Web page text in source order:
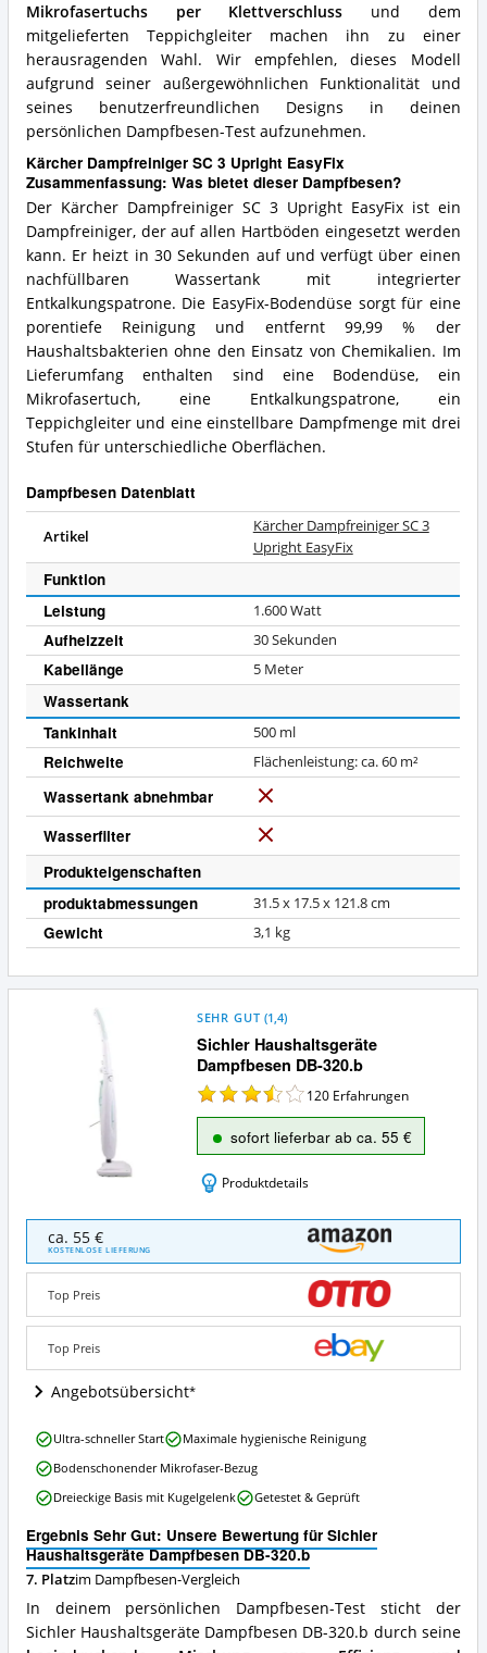
Mikrofasertuchs per Klettverschluss und dem
mitgelieferten Teppichgleiter machen ihn zu einer
herausragenden Wahl. Wir empfehlen, dieses Modell
aufgrund seiner außergewöhnlichen Funktionalität und
seines benutzerfreundlichen Designs in deinen
persönlichen Dampfbesen-Test aufzunehmen.
Kärcher Dampfreiniger SC 3 Upright EasyFix
Zusammenfassung: Was bietet dieser Dampfbesen?
Der Kärcher Dampfreiniger SC 3 Upright EasyFix ist ein
Dampfreiniger, der auf allen Hartböden eingesetzt werden
kann. Er heizt in 30 Sekunden auf und verfügt über einen
nachfüllbaren Wassertank mit integrierter
Entkalkungspatrone. Die EasyFix-Bodendüse sorgt für eine
porentiefe Reinigung und entfernt 99,99 % der
Haushaltsbakterien ohne den Einsatz von Chemikalien. Im
Lieferumfang enthalten sind eine Bodendüse, ein
Mikrofasertuch, eine Entkalkungspatrone, ein
Teppichgleiter und eine einstellbare Dampfmenge mit drei
Stufen für unterschiedliche Oberflächen.
Dampfbesen Datenblatt
Artikel
Kärcher Dampfreiniger SC 3
Upright EasyFix
Funktion
Leistung
1.600 Watt
Aufheizzeit 30 Sekunden
Kabellänge 5 Meter
Wassertank
Tankinhalt
500 ml
Reichweite Flächenleistung: ca. 60 m²
Wassertank abnehmbar
N
e
Wasserfilter
N
i
n
Produkteigenschaften
produktabmessungen
31.5 x 17.5 x 121.8 cm
Gewicht 3,1 kg
Sichler Haushaltsgeräte
Dampfbesen DB-320.b
SEHR GUT (1,4)
120 Erfahrungen
sofort lieferbar ab ca. 55 €
Produktdetails
Sichler
Haushaltsgeräte
Dampfbesen
DB-
320.b
Angebote:
ist
dieser
Dampfbesen
ca. 55 €
KOSTENLOSE LIEFERUNG
Top Preis
Top Preis
Angebotsübersicht
Ergebnis Sehr Gut: Unsere Bewertung für Sichler
Haushaltsgeräte Dampfbesen DB-320.b
7. Platzim Dampfbesen-Vergleich
In deinem persönlichen Dampfbesen-Test sticht der
Sichler Haushaltsgeräte Dampfbesen DB-320.b durch seine
Sichler
Haushaltsgeräte
Dampfbesen
DB-
320.b
Vorteile:
Was
spricht
für
diesen
Dampfbesen?
Ultra-schneller Start
Maximale hygienische Reinigung
Bodenschonender Mikrofaser-Bezug
Dreieckige Basis mit Kugelgelenk
Getestet & Geprüft